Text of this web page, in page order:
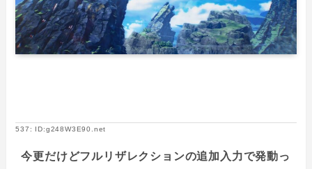
537: ID:g248W3E90.net
今更だけどフルリザレクションの追加入力で発動っ